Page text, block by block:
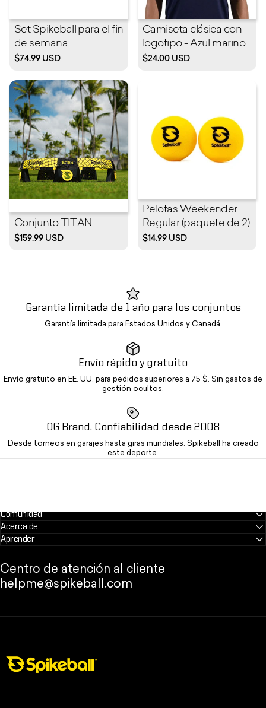
Set Spikeball para el fin
de semana
$74.99 USD
Camiseta clásica con
logotipo - Azul marino
$24.00 USD
Conjunto TITAN
$159.99 USD
Pelotas Weekender
Regular (paquete de 2)
$14.99 USD
Garantía limitada de 1 año para los conjuntos
Garantía limitada para Estados Unidos y Canadá.
Envío rápido y gratuito
Envío gratuito en EE. UU. para pedidos superiores a 75 $. Sin gastos de
gestión ocultos.
OG Brand. Confiabilidad desde 2008
Desde torneos en garajes hasta giras mundiales: Spikeball ha creado
este deporte.
Comunidad
Acerca de
Aprender
Centro de atención al cliente
helpme@spikeball.com
Tienda Spikeball